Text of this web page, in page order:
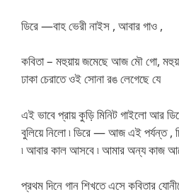
ডিরে —বাহ ভেরী নাইস , আবার গাও ,
কবিতা – মহুয়ায় জমেছে আজ মৌ গো,
ঢাকা চেরাতে ওই সোনা রঙ লেগেছে যে
এই ভাবে প্রায় কুড়ি মিনিট গাইলো আর
বুলিয়ে নিলো ৷ ডিরে — আজ এই পর্যন্ত ,
৷ আবার কাল আসবে ৷ আমার অন্য কাজ
প্রথম দিনে গান শিখতে এসে কবিতার